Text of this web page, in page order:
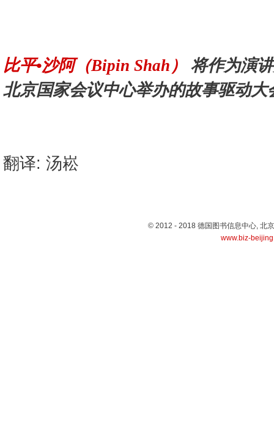
比平•沙阿（Bipin Shah） 将作为演
北京国家会议中心举办的故事驱动大
翻译: 汤崧
© 2012 - 2018 德国图书信息中心, 北
www.biz-